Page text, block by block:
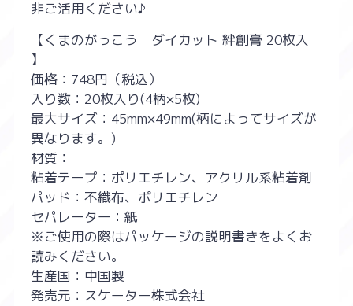
非ご活用ください♪
【くまのがっこう ダイカット 絆創膏 20枚入
】
価格：748円（税込）
入り数：20枚入り(4柄×5枚)
最大サイズ：45mm×49mm(柄によってサイズが
異なります。)
材質：
粘着テープ：ポリエチレン、アクリル系粘着剤
パッド：不織布、ポリエチレン
セパレーター：紙
※ご使用の際はパッケージの説明書きをよくお
読みください。
生産国：中国製
発売元：スケーター株式会社